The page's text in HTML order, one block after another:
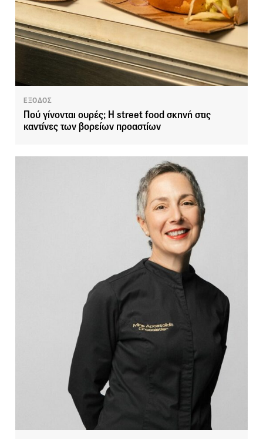
ΕΞΟΔΟΣ
Πού γίνονται ουρές; H street food σκηνή στις
καντίνες των βορείων προαστίων